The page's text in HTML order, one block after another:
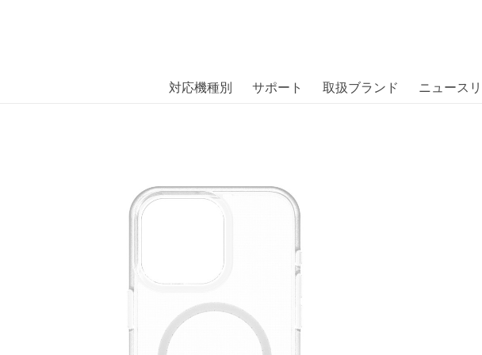
には、日本では珍しい「海外ブランド」をはじめ「ユニークな商品」「機能的な
対応機種別 サポート 取扱ブランド ニュース